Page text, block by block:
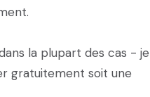
la plupart des cas - je
gratuitement soit une